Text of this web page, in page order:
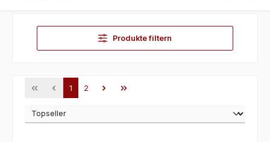
Produkte filtern
Seite
1 Seite
2